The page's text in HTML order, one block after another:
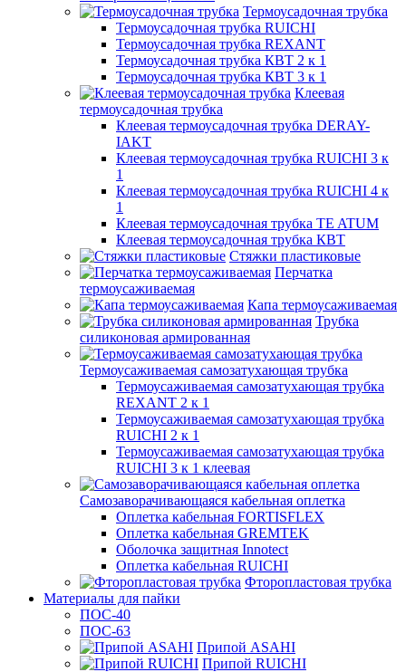
Термоусадочная трубка
Термоусадочная трубка RUICHI
Термоусадочная трубка REXANT
Термоусадочная трубка КВТ 2 к 1
Термоусадочная трубка КВТ 3 к 1
Клеевая
термоусадочная трубка
Клеевая термоусадочная трубка DERAY-
IAKT
Клеевая термоусадочная трубка RUICHI 3 к
1
Клеевая термоусадочная трубка RUICHI 4 к
1
Клеевая термоусадочная трубка TE ATUM
Клеевая термоусадочная трубка КВТ
Стяжки пластиковые
Перчатка
термоусаживаемая
Капа термоусаживаемая
Трубка
силиконовая армированная
Термоусаживаемая самозатухающая трубка
Термоусаживаемая самозатухающая трубка
REXANT 2 к 1
Термоусаживаемая самозатухающая трубка
RUICHI 2 к 1
Термоусаживаемая самозатухающая трубка
RUICHI 3 к 1 клеевая
Самозаворачивающаяся кабельная оплетка
Оплетка кабельная FORTISFLEX
Оплетка кабельная GREMTEK
Оболочка защитная Innotect
Оплетка кабельная RUICHI
Фторопластовая трубка
Материалы для пайки
ПОС-40
ПОС-63
Припой ASAHI
Припой RUICHI